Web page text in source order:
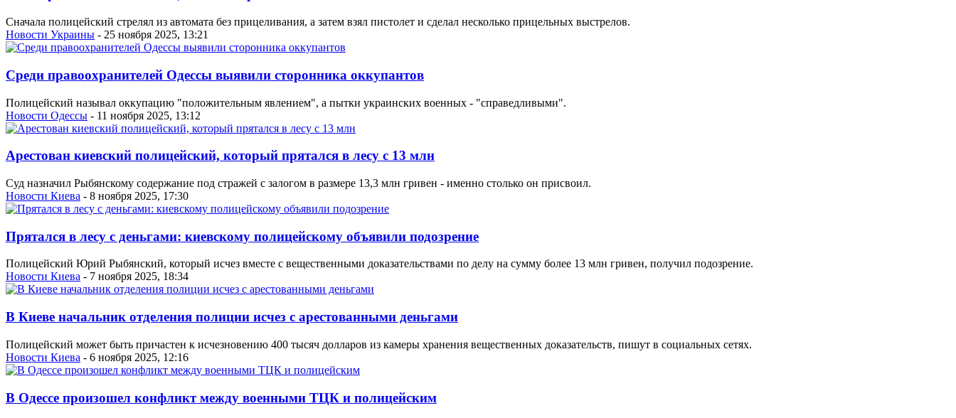
Сначала полицейский стрелял из автомата без прицеливания, а затем взял пистолет и сделал несколько прицельных выстрелов.
Новости Украины - 25 ноября 2025, 13:21
Среди правоохранителей Одессы выявили сторонника оккупантов
Полицейский называл оккупацию "положительным явлением", а пытки украинских военных - "справедливыми".
Новости Одессы - 11 ноября 2025, 13:12
Арестован киевский полицейский, который прятался в лесу с 13 млн
Суд назначил Рыбянскому содержание под стражей с залогом в размере 13,3 млн гривен - именно столько он присвоил.
Новости Киева - 8 ноября 2025, 17:30
Прятался в лесу с деньгами: киевскому полицейскому объявили подозрение
Полицейский Юрий Рыбянский, который исчез вместе с вещественными доказательствами по делу на сумму более 13 млн гривен, получил подозрение.
Новости Киева - 7 ноября 2025, 18:34
В Киеве начальник отделения полиции исчез с арестованными деньгами
Полицейский может быть причастен к исчезновению 400 тысяч долларов из камеры хранения вещественных доказательств, пишут в социальных сетях.
Новости Киева - 6 ноября 2025, 12:16
В Одессе произошел конфликт между военными ТЦК и полицейским